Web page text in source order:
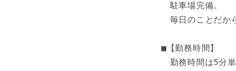
駐車場完備。
毎日のことだか
■【勤務時間】
勤務時間は5分